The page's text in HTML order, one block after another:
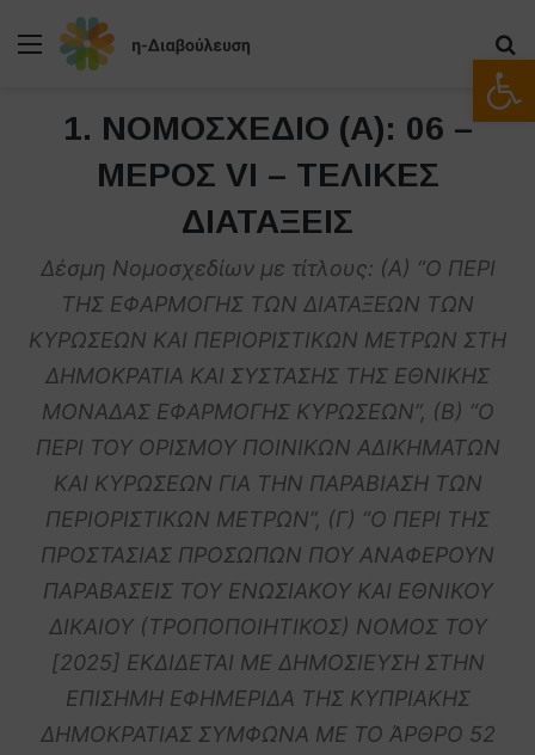
Μενού
1. ΝΟΜΟΣΧΕΔΙΟ (Α): 06 –
ΜΕΡΟΣ VΙ – ΤΕΛΙΚΕΣ
ΔΙΑΤΑΞΕΙΣ
Δέσμη Νομοσχεδίων με τίτλους: (Α) “Ο ΠΕΡΙ
ΤΗΣ ΕΦΑΡΜΟΓΗΣ ΤΩΝ ΔΙΑΤΑΞΕΩΝ ΤΩΝ
ΚΥΡΩΣΕΩΝ ΚΑΙ ΠΕΡΙΟΡΙΣΤΙΚΩΝ ΜΕΤΡΩΝ ΣΤΗ
ΔΗΜΟΚΡΑΤΙΑ ΚΑΙ ΣΥΣΤΑΣΗΣ ΤΗΣ ΕΘΝΙΚΗΣ
ΜΟΝΑΔΑΣ ΕΦΑΡΜΟΓΗΣ ΚΥΡΩΣΕΩΝ”, (Β) “O
ΠΕΡΙ ΤΟΥ ΟΡΙΣΜΟΥ ΠΟΙΝΙΚΩΝ ΑΔΙΚΗΜΑΤΩΝ
ΚΑΙ ΚΥΡΩΣΕΩΝ ΓΙΑ ΤΗΝ ΠΑΡΑΒΙΑΣΗ ΤΩΝ
ΠΕΡΙΟΡΙΣΤΙΚΩΝ ΜΕΤΡΩΝ”, (Γ) “Ο ΠΕΡΙ ΤΗΣ
ΠΡΟΣΤΑΣΙΑΣ ΠΡΟΣΩΠΩΝ ΠΟΥ ΑΝΑΦΕΡΟΥΝ
ΠΑΡΑΒΑΣΕΙΣ ΤΟΥ ΕΝΩΣΙΑΚΟΥ ΚΑΙ ΕΘΝΙΚΟΥ
ΔΙΚΑΙΟΥ (ΤΡΟΠΟΠΟΙΗΤΙΚΟΣ) ΝΟΜΟΣ ΤΟΥ
[2025] ΕΚΔΙΔΕΤΑΙ ΜΕ ΔΗΜΟΣΙΕΥΣΗ ΣΤΗΝ
ΕΠΙΣΗΜΗ ΕΦΗΜΕΡΙΔΑ ΤΗΣ ΚΥΠΡΙΑΚΗΣ
ΔΗΜΟΚΡΑΤΙΑΣ ΣΥΜΦΩΝΑ ΜΕ ΤΟ ΆΡΘΡΟ 52